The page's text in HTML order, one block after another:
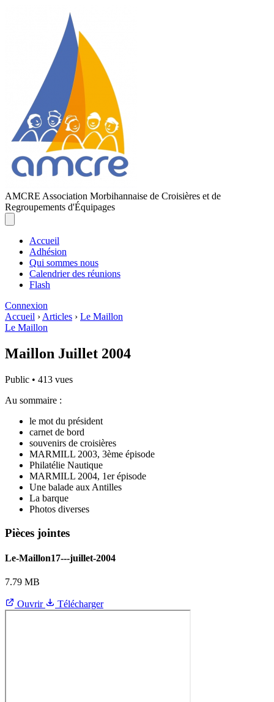
AMCRE Association Morbihannaise de Croisières et de
Regroupements d'Équipages
Accueil
Adhésion
Qui sommes nous
Calendrier des réunions
Flash
Connexion
Accueil › Articles › Le Maillon
Le Maillon
Maillon Juillet 2004
Public • 413 vues
Au sommaire :
le mot du président
carnet de bord
souvenirs de croisières
MARMILL 2003, 3ème épisode
Philatélie Nautique
MARMILL 2004, 1er épisode
Une balade aux Antilles
La barque
Photos diverses
Pièces jointes
Le-Maillon17---juillet-2004
7.79 MB
Ouvrir Télécharger